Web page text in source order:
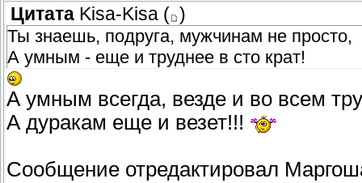
Цитата Kisa-Kisa ( )
Ты знаешь, подруга, мужчинам не просто,
А умным - еще и труднее в сто крат!
А умным всегда, везде и во всем
А дуракам еще и везет!!!
Сообщение отредактировал